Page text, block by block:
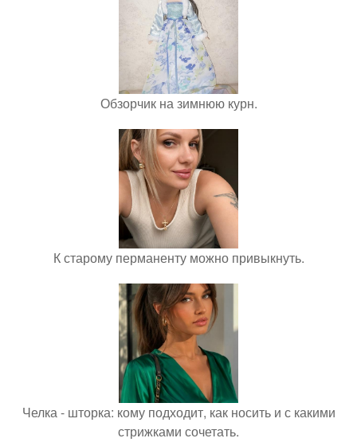
Обзорчик на зимнюю курн.
К старому перманенту можно привыкнуть.
Челка - шторка: кому подходит, как носить и с какими
стрижками сочетать.